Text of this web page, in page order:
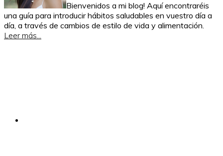
Bienvenidos a mi blog! Aquí encontraréis
una guía para introducir hábitos saludables en vuestro día a
día, a través de cambios de estilo de vida y alimentación.
Leer más...